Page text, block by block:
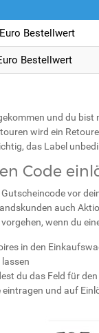
Bestellwert
Bestellwert
und du
wird ein
das Label
Code
vor
auch
wenn du
in den
du das Feld für
eintragen und auf